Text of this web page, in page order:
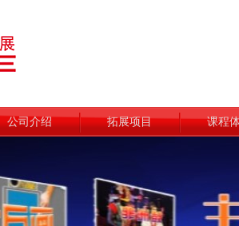
公司介绍 拓展项目 课程